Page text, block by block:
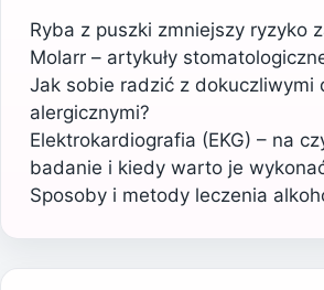
Ryba z puszki zmniejszy ryzyko
Molarr – artykuły
Jak sobie radzić z dokuczliwymi
alergicznymi?
Elektrokardiografia (EKG) – na
badanie i kiedy warto je
Sposoby i metody leczenia